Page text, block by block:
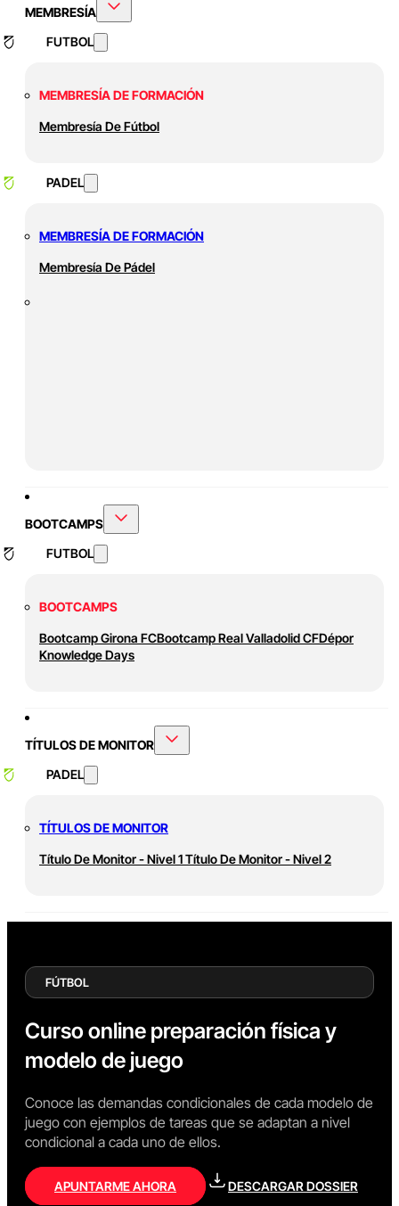
MEMBRESÍA
FUTBOL
MEMBRESÍA DE FORMACIÓN
Membresía De Fútbol
PADEL
MEMBRESÍA DE FORMACIÓN
Membresía De Pádel
BOOTCAMPS
FUTBOL
BOOTCAMPS
Bootcamp Girona FCBootcamp Real Valladolid CFDépor
Knowledge Days
TÍTULOS DE MONITOR
PADEL
TÍTULOS DE MONITOR
Título De Monitor - Nivel 1Título De Monitor - Nivel 2
FÚTBOL
Curso online preparación física y
modelo de juego
Conoce las demandas condicionales de cada modelo de
juego con ejemplos de tareas que se adaptan a nivel
condicional a cada uno de ellos.
APUNTARME AHORA DESCARGAR DOSSIER